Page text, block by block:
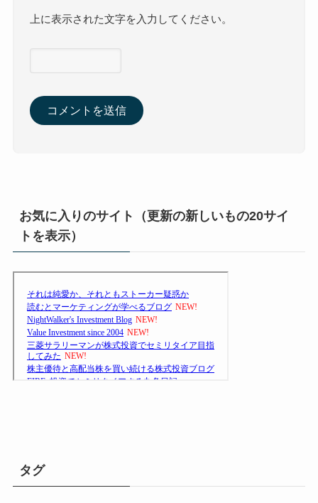
上に表示された文字を入力してください。
お気に入りのサイト（更新の新しいもの20サイ
トを表示）
タグ